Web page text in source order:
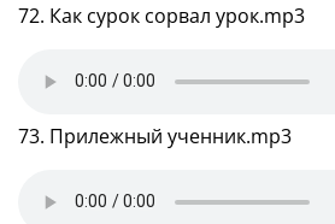
72. Как сурок сорвал урок.mp3
73. Прилежный ученник.mp3